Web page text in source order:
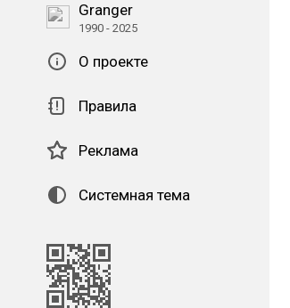
Granger
1990 - 2025
О проекте
Правила
Реклама
Системная тема